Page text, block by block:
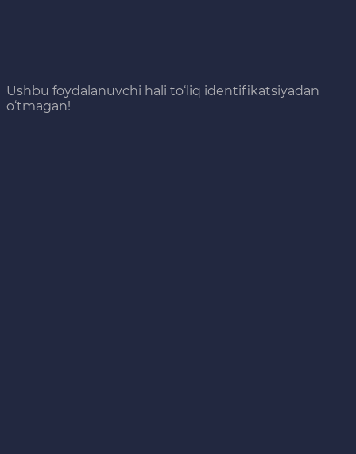
Ushbu foydalanuvchi hali to‘liq identifikatsiyadan
o‘tmagan!